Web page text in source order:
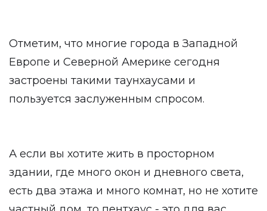
Отметим, что многие города в Западной
Европе и Северной Америке сегодня
застроены такими таунхаусами и
пользуется заслуженным спросом.
А если вы хотите жить в просторном
здании, где много окон и дневного света,
есть два этажа и много комнат, но не хотите